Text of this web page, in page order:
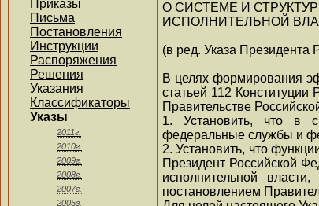
Приказы
Письма
Постановления
Инструкции
Распоряжения
Решения
Указания
Классификаторы
Указы
2011г.
2010г.
2009г.
2008г.
2007г.
2005г.
О СИСТЕМЕ И
ИСПОЛНИТЕЛЬНОЙ
(в ред. Указа Президента
В целях формирования
статьей 112
Правительстве
1. Установить, что в
федеральные службы и
2. Установить, что
Президент Российской
исполнительной
постановлением